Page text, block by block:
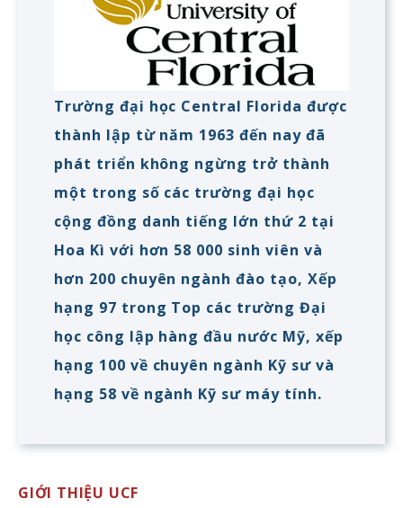
Trường đại học Central Florida được
thành lập từ năm 1963 đến nay đã
phát triển không ngừng trở thành
một trong số các trường đại học
cộng đồng danh tiếng lớn thứ 2 tại
Hoa Kì với hơn 58 000 sinh viên và
hơn 200 chuyên ngành đào tạo, Xếp
hạng 97 trong Top các trường Đại
học công lập hàng đầu nước Mỹ, xếp
hạng 100 về chuyên ngành Kỹ sư và
hạng 58 về ngành Kỹ sư máy tính.
GIỚI THIỆU UCF